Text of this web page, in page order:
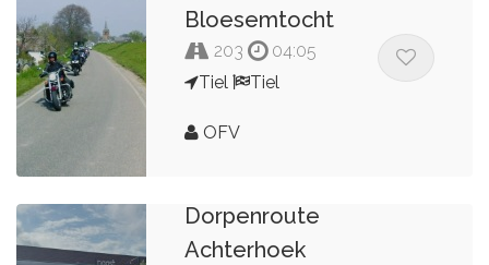
Bloesemtocht
203
04:05
Tiel
Tiel
OFV
Dorpenroute
Achterhoek